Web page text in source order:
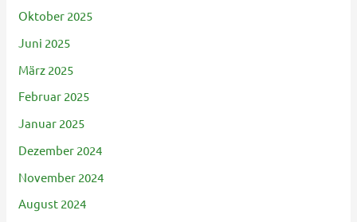
Oktober 2025
Juni 2025
März 2025
Februar 2025
Januar 2025
Dezember 2024
November 2024
August 2024